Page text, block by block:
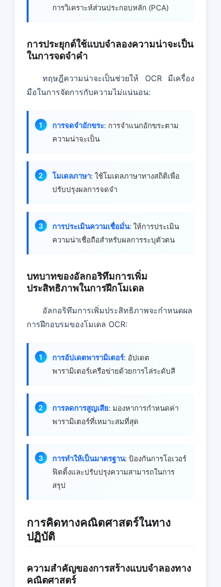
การวิเคราะห์ส่วนประกอบหลัก (PCA)
การประยุกต์ใช้แบบจําลองความน่าจะเป็น
ในการจดจําคํา
ทฤษฎีความน่าจะเป็นช่วยให้ OCR มีเครื่อง
มือในการจัดการกับความไม่แน่นอน:
การจดจําอักขระ: การจําแนกอักขระตาม
ความน่าจะเป็น
โมเดลภาษา: ใช้โมเดลภาษาทางสถิติเพื่อ
ปรับปรุงผลการจดจํา
การประเมินความเชื่อมั่น: ให้การประเมิน
ความน่าเชื่อถือสําหรับผลการระบุตัวตน
บทบาทของอัลกอริทึมการเพิ่ม
ประสิทธิภาพในการฝึกโมเดล
อัลกอริทึมการเพิ่มประสิทธิภาพจะกําหนดผล
การฝึกอบรมของโมเดล OCR:
การอัปเดตพารามิเตอร์: อัปเดต
พารามิเตอร์เครือข่ายด้วยการไล่ระดับสี
การลดการสูญเสีย: มองหาการกําหนดค่า
พารามิเตอร์ที่เหมาะสมที่สุด
การทําให้เป็นมาตรฐาน: ป้องกันการโอเวอร์
ฟิตติ้งและปรับปรุงความสามารถในการ
สรุป
การคิดทางคณิตศาสตร์ในทาง
ปฏิบัติ
ความสําคัญของการสร้างแบบจําลองทาง
คณิตศาสตร์